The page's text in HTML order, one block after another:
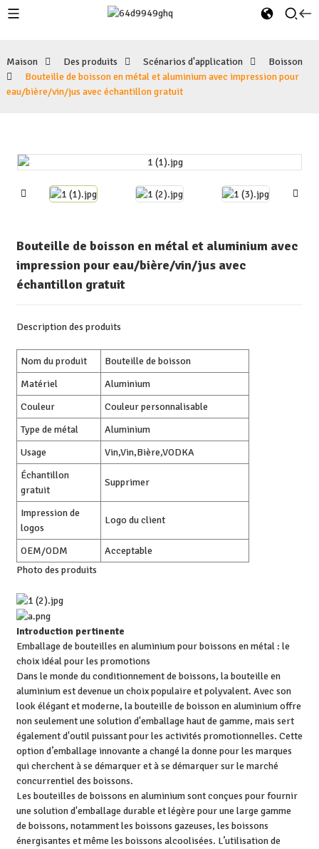
Maison Des produits Scénarios d'application
Boisson
Bouteille de boisson en métal et aluminium avec impression pour
eau/bière/vin/jus avec échantillon gratuit
Bouteille de boisson en métal et aluminium avec
impression pour eau/bière/vin/jus avec
échantillon gratuit
Description des produits
Nom du produit
Bouteille de boisson
Matériel
Aluminium
Couleur
Couleur personnalisable
Type de métal
Aluminium
Usage
Vin,Vin,Bière,VODKA
Échantillon
gratuit
Supprimer
Impression de
logos
Logo du client
OEM/ODM
Acceptable
Photo des produits
Introduction pertinente
Emballage de bouteilles en aluminium pour boissons en métal : le
choix idéal pour les promotions
Dans le monde du conditionnement de boissons, la bouteille en
aluminium est devenue un choix populaire et polyvalent. Avec son
look élégant et moderne, la bouteille de boisson en aluminium offre
non seulement une solution d'emballage haut de gamme, mais sert
également d'outil puissant pour les activités promotionnelles. Cette
option d’emballage innovante a changé la donne pour les marques
qui cherchent à se démarquer et à se démarquer sur le marché
concurrentiel des boissons.
Les bouteilles de boissons en aluminium sont conçues pour fournir
une solution d'emballage durable et légère pour une large gamme
de boissons, notamment les boissons gazeuses, les boissons
énergisantes et même les boissons alcoolisées. L’utilisation de